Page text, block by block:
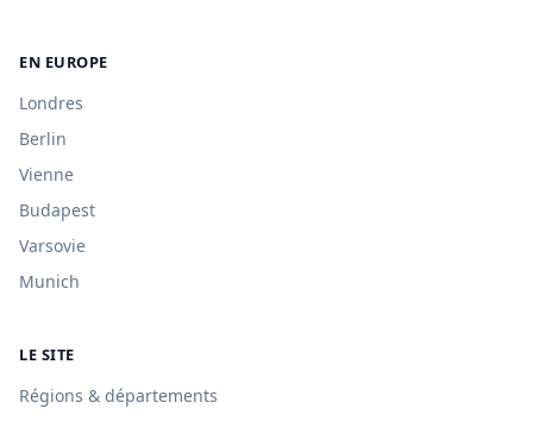
EN EUROPE
Londres
Berlin
Vienne
Budapest
Varsovie
Munich
LE SITE
Régions & départements